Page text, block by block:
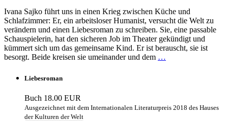
Ivana Sajko führt uns in einen Krieg zwischen Küche und
Schlafzimmer: Er, ein arbeitsloser Humanist, versucht die Welt zu
verändern und einen Liebesroman zu schreiben. Sie, eine passable
Schauspielerin, hat den sicheren Job im Theater gekündigt und
kümmert sich um das gemeinsame Kind. Er ist berauscht, sie ist
besorgt. Beide kreisen sie umeinander und dem …
Liebesroman
Buch 18.00 EUR
Ausgezeichnet mit dem Internationalen Literaturpreis 2018 des Hauses
der Kulturen der Welt